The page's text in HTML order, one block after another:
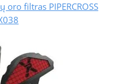
filtras PIPERCROSS